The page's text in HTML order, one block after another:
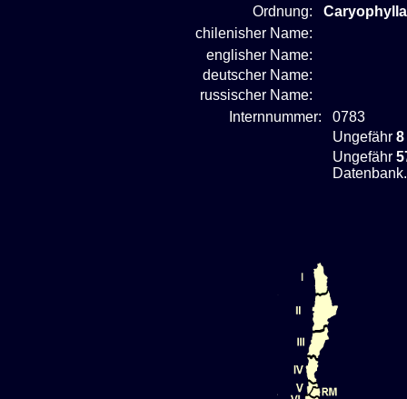
Ordnung:
chilenisher Name:
englisher Name:
deutscher Name:
russischer Name:
Internnummer:
0783
Ungefähr 8
Ungefähr
Datenbank.